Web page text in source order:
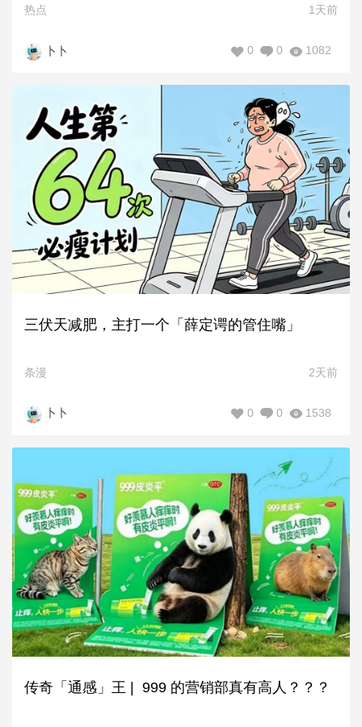
热点 1天前
卜卜 1082
0
0
三伏天减肥，主打一个「薛定谔的管住嘴」
条漫 2天前
卜卜 1538
0
0
传奇「通感」王 | 999 的营销部真有高人？？？